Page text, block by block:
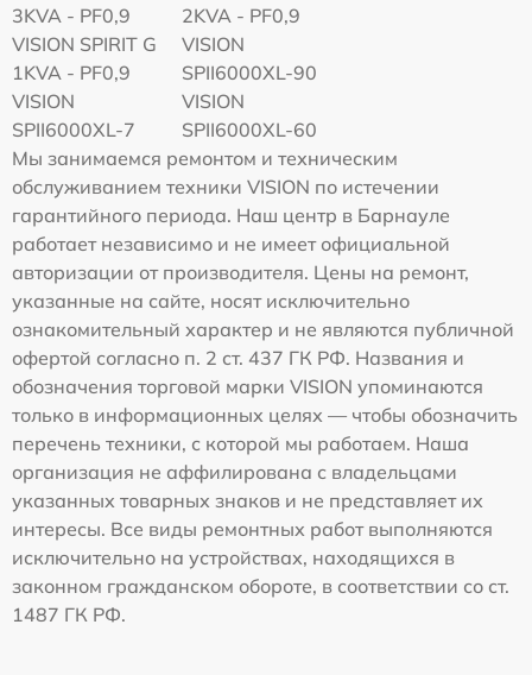
3KVA - PF0,9
2KVA - PF0,9
VISION SPIRIT G
1KVA - PF0,9
VISION
SPII6000XL-90
VISION
SPII6000XL-7
VISION
SPII6000XL-60
Мы занимаемся ремонтом и техническим
обслуживанием техники VISION по истечении
гарантийного периода. Наш центр в Барнауле
работает независимо и не имеет официальной
авторизации от производителя. Цены на ремонт,
указанные на сайте, носят исключительно
ознакомительный характер и не являются публичной
офертой согласно п. 2 ст. 437 ГК РФ. Названия и
обозначения торговой марки VISION упоминаются
только в информационных целях — чтобы обозначить
перечень техники, с которой мы работаем. Наша
организация не аффилирована с владельцами
указанных товарных знаков и не представляет их
интересы. Все виды ремонтных работ выполняются
исключительно на устройствах, находящихся в
законном гражданском обороте, в соответствии со ст.
1487 ГК РФ.